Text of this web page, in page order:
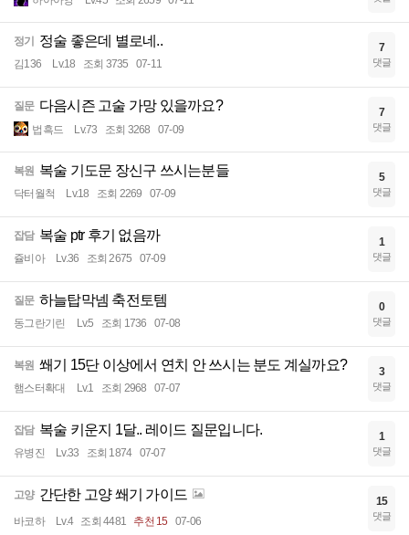
정기 정술 좋은데 별로네..
김136 Lv.18 조회 3735 07-11
7
댓글
질문 다음시즌 고술 가망 있을까요?
법흑드 Lv.73 조회 3268 07-09
7
댓글
복원 복술 기도문 장신구 쓰시는분들
닥터월척 Lv.18 조회 2269 07-09
5
댓글
잡담 복술 ptr 후기 없음까
쥴비아 Lv.36 조회 2675 07-09
1
댓글
질문 하늘탑막넴 축전토템
동그란기린 Lv.5 조회 1736 07-08
0
댓글
복원 쐐기 15단 이상에서 연치 안 쓰시는 분도 계실까요?
햄스터확대 Lv.1 조회 2968 07-07
3
댓글
잡담 복술 키운지 1달.. 레이드 질문입니다.
유병진 Lv.33 조회 1874 07-07
1
댓글
고양 간단한 고양 쐐기 가이드
바코하 Lv.4 조회 4481 추천 15 07-06
15
댓글